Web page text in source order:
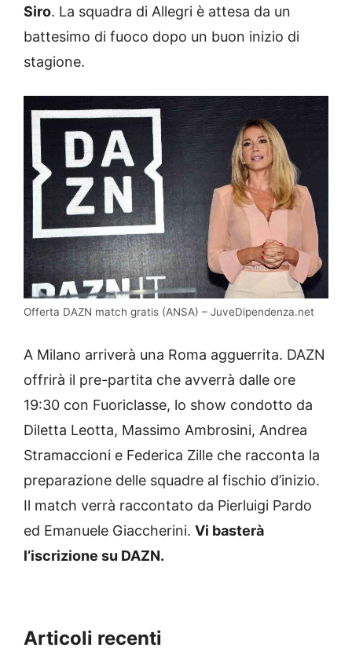
Siro. La squadra di Allegri è attesa da un
battesimo di fuoco dopo un buon inizio di
stagione.
Offerta DAZN match gratis (ANSA) – JuveDipendenza.net
A Milano arriverà una Roma agguerrita. DAZN
offrirà il pre-partita che avverrà dalle ore
19:30 con Fuoriclasse, lo show condotto da
Diletta Leotta, Massimo Ambrosini, Andrea
Stramaccioni e Federica Zille che racconta la
preparazione delle squadre al fischio d’inizio.
Il match verrà raccontato da Pierluigi Pardo
ed Emanuele Giaccherini. Vi basterà
l’iscrizione su DAZN.
Articoli recenti